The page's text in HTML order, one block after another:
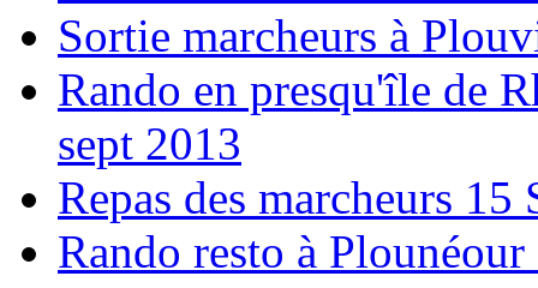
Sortie marcheurs à
Rando en presqu'île de
sept 2013
Repas des marcheurs 15
Rando resto à